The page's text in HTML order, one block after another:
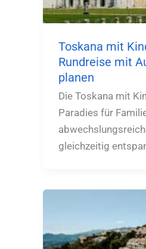
Toskana mit
Rundreise mit
planen
Die Toskana mit
Paradies für
gleichzeitig